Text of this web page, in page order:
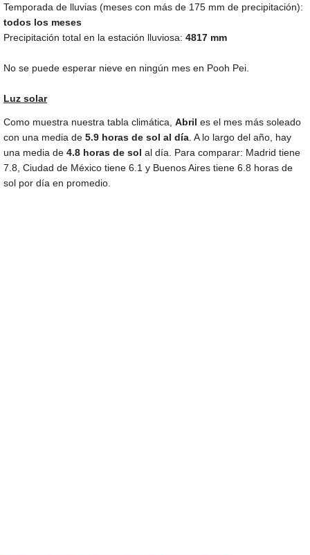
Temporada de lluvias (meses con más de 175 mm de precipitación):
todos los meses
Precipitación total en la estación lluviosa: 4817 mm
No se puede esperar nieve en ningún mes en Pooh Pei.
Luz solar
Como muestra nuestra tabla climática, Abril es el mes más soleado
con una media de 5.9 horas de sol al día . A lo largo del año, hay
una media de 4.8 horas de sol al día. Para comparar: Madrid tiene
7.8, Ciudad de México tiene 6.1 y Buenos Aires tiene 6.8 horas de
sol por día en promedio.